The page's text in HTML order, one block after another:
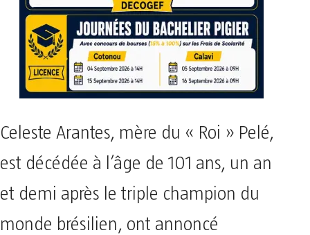
Celeste Arantes, mère du « Roi » Pelé,
est décédée à l’âge de 101 ans, un an
et demi après le triple champion du
monde brésilien, ont annoncé